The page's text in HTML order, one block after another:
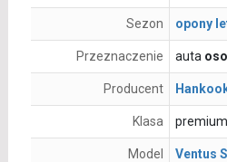
Sezon opony
Przeznaczenie auta
Producent
Klasa premium
Model Ventus